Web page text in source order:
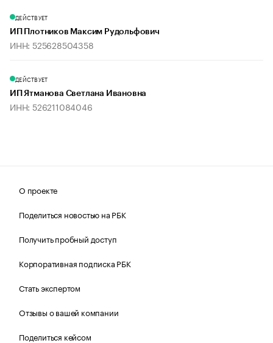
ДЕЙСТВУЕТ
ИП Плотников Максим Рудольфович
ИНН: 525628504358
ДЕЙСТВУЕТ
ИП Ятманова Светлана Ивановна
ИНН: 526211084046
О проекте
Поделиться новостью на РБК
Получить пробный доступ
Корпоративная подписка РБК
Стать экспертом
Отзывы о вашей компании
Поделиться кейсом